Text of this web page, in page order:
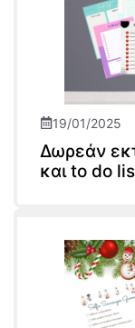
19/01/2025
Δωρεάν
και to do